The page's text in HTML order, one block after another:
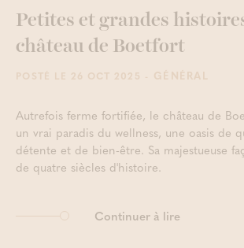
Petites et grandes
château de Boetfort
POSTÉ LE 26 OCT 2025 - GÉNÉRAL
Autrefois ferme fortifiée, le château de
un vrai paradis du wellness, une oasis de
détente et de bien-être. Sa majestueuse
de quatre siècles d'histoire.
Continuer à lire